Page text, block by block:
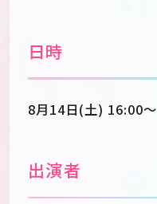
日時
8月14日(土) 16:00～
出演者